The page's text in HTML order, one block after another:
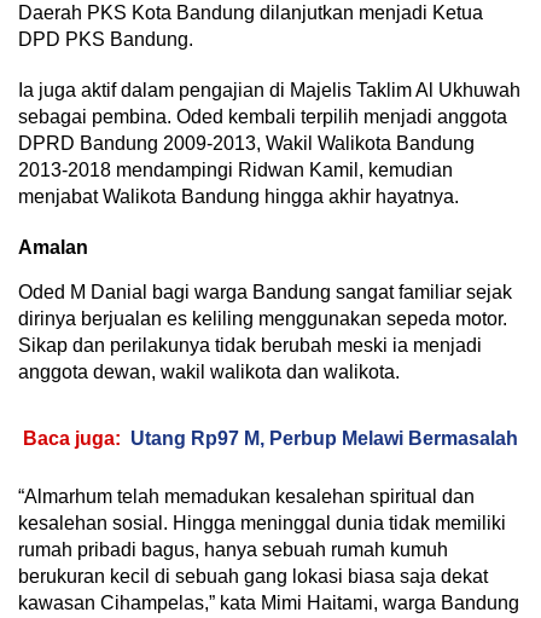
Daerah PKS Kota Bandung dilanjutkan menjadi Ketua
DPD PKS Bandung.
Ia juga aktif dalam pengajian di Majelis Taklim Al Ukhuwah
sebagai pembina. Oded kembali terpilih menjadi anggota
DPRD Bandung 2009-2013, Wakil Walikota Bandung
2013-2018 mendampingi Ridwan Kamil, kemudian
menjabat Walikota Bandung hingga akhir hayatnya.
Amalan
Oded M Danial bagi warga Bandung sangat familiar sejak
dirinya berjualan es keliling menggunakan sepeda motor.
Sikap dan perilakunya tidak berubah meski ia menjadi
anggota dewan, wakil walikota dan walikota.
Baca juga: Utang Rp97 M, Perbup Melawi Bermasalah
“Almarhum telah memadukan kesalehan spiritual dan
kesalehan sosial. Hingga meninggal dunia tidak memiliki
rumah pribadi bagus, hanya sebuah rumah kumuh
berukuran kecil di sebuah gang lokasi biasa saja dekat
kawasan Cihampelas,” kata Mimi Haitami, warga Bandung